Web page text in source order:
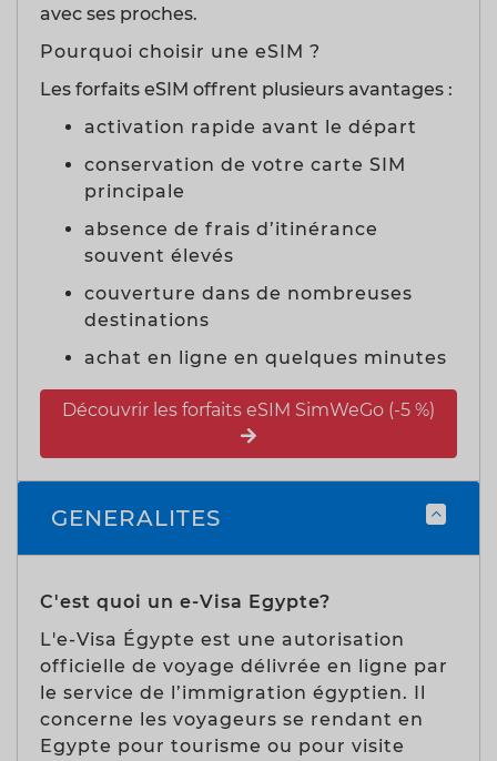
avec ses proches.
Pourquoi choisir une eSIM ?
Les forfaits eSIM offrent plusieurs avantages :
activation rapide avant le départ
conservation de votre carte SIM
principale
absence de frais d’itinérance
souvent élevés
couverture dans de nombreuses
destinations
achat en ligne en quelques minutes
Découvrir les forfaits eSIM SimWeGo (-5 %)
GENERALITES
C'est quoi un e-Visa Egypte?
L'e-Visa Égypte est une autorisation
officielle de voyage délivrée en ligne par
le service de l’immigration égyptien. Il
concerne les voyageurs se rendant en
Egypte pour tourisme ou pour visite